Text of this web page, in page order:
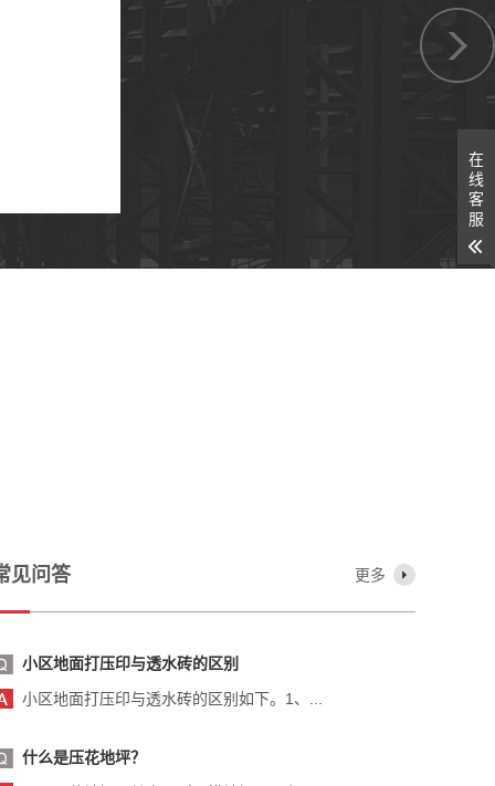
见问答 更多
小区地面打压印与透水砖的区别
小区地面打压印与透水砖的区别如下。1、...
什么是压花地坪？
在
线
客
服